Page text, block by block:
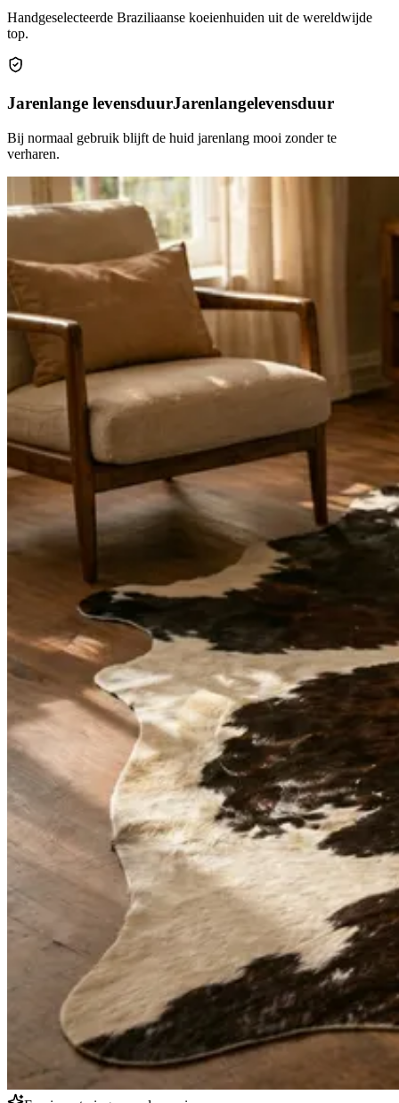
Handgeselecteerde Braziliaanse koeienhuiden uit de wereldwijde
top.
Jarenlange levensduurJarenlangelevensduur
Bij normaal gebruik blijft de huid jarenlang mooi zonder te
verharen.